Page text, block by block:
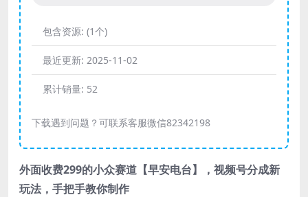
包含资源: (1个)
最近更新: 2025-11-02
累计销量: 52
下载遇到问题？可联系客服微信82342198
外面收费299的小众赛道【早安电台】，视频号分成新
玩法，手把手教你制作